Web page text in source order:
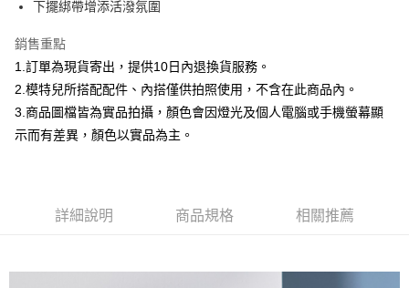
聯邦商業銀行
元大商業銀行
永豐商業銀行
台新國際商業銀行
中國信託商業銀行
台灣樂天信用卡公司
悠遊付
Google Pay
大哥付你分期
2.付款方式選擇「大哥付你分期」，訂單成立後會自動跳轉到大哥付的交易
流程，驗證手機門號後，選擇欲分期的期數、繳款截止日，確認付款後即完
4.訂單成立30分鐘內，如未前往確認交易或遇審核未通過，訂單將自動取
相關說明
下擺綁帶增添活潑氛圍
銷售重點
1.訂單為現貨寄出，提供10日內退換貨服務。
2.模特兒所搭配配件、內搭僅供拍照使用，不含在此商品內。
3.商品圖檔皆為實品拍攝，顏色會因燈光及個人電腦或手機螢幕顯
示而有差異，顏色以實品為主。
詳細說明 商品規格 相關推薦